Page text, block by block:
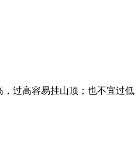
过高容易挂山顶；也不宜过低